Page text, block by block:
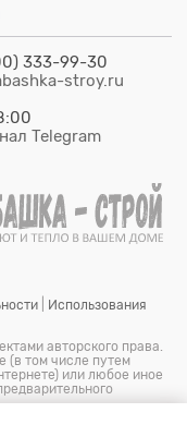
333-99-30
stroy.ru
Telegram
Использования
авторского права.
(в том числе путем
или любое иное
(знак